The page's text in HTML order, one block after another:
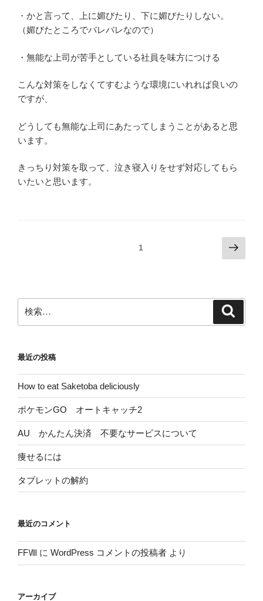
・かと言って、上に媚びたり、下に媚びたりしない。
（媚びたところでバレバレなので）
・無能な上司が苦手としている社員を味方につける
こんな対策をしなくてすむような環境にいれれば良いの
ですが、
どうしても無能な上司にあたってしまうことがあると思
います。
きっちり対策を取って、泣き寝入りをせず対応してもら
いたいと思います。
ゲ
ー
ョ
ン
1
次
の
ジ
索:
最近の投稿
How to eat Saketoba deliciously
ポケモンGO オートキャッチ2
AU かんたん決済 不要なサービスについて
痩せるには
タブレットの解約
最近のコメント
FFⅧ に WordPress コメントの投稿者 より
アーカイブ